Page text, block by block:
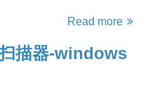
Read more
描器-windows